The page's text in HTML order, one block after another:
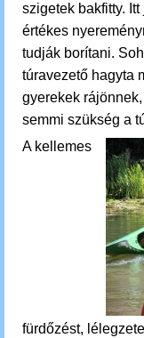
szigetek bakfitty.
értékes
tudják borítani.
túravezető hagyta
gyerekek
semmi szükség a
A kellemes
fürdőzést,